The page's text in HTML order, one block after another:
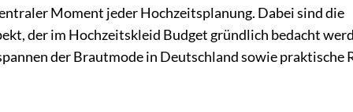
Moment jeder Hochzeitsplanung. Dabei sind die
der im Hochzeitskleid Budget gründlich bedacht
der Brautmode in Deutschland sowie praktische